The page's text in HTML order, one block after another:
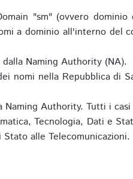
"sm" (ovvero
a dominio all'interno del
Naming Authority (NA).
nomi nella Repubblica di
Authority. Tutti i
Tecnologia, Dati e
alle Telecomunicazioni.